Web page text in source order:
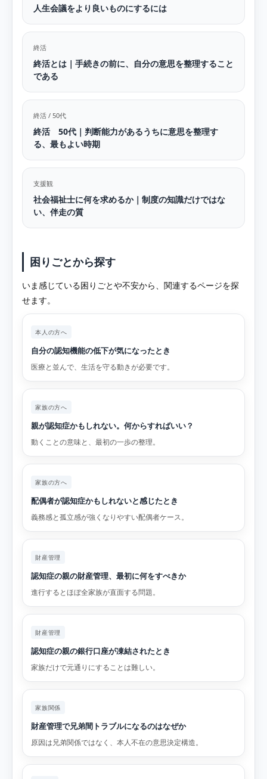
人生会議をより良いものにするには
終活
終活とは｜手続きの前に、自分の意思を整理すること
である
終活 / 50代
終活 50代｜判断能力があるうちに意思を整理す
る、最もよい時期
支援観
社会福祉士に何を求めるか｜制度の知識だけではな
い、伴走の質
困りごとから探す
いま感じている困りごとや不安から、関連するページを探
せます。
本人の方へ
自分の認知機能の低下が気になったとき
医療と並んで、生活を守る動きが必要です。
家族の方へ
親が認知症かもしれない。何からすればいい？
動くことの意味と、最初の一歩の整理。
家族の方へ
配偶者が認知症かもしれないと感じたとき
義務感と孤立感が強くなりやすい配偶者ケース。
財産管理
認知症の親の財産管理、最初に何をすべきか
進行するとほぼ全家族が直面する問題。
財産管理
認知症の親の銀行口座が凍結されたとき
家族だけで元通りにすることは難しい。
家族関係
財産管理で兄弟間トラブルになるのはなぜか
原因は兄弟関係ではなく、本人不在の意思決定構造。